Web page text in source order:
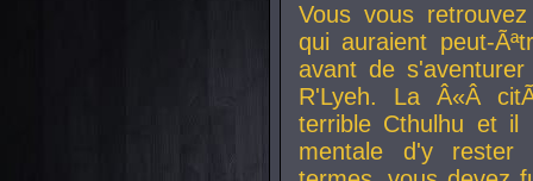
Vous vous
qui auraient peut-
avant de
R'Lyeh. La Â«Â
terrible Cthulhu et
mentale d'y rester